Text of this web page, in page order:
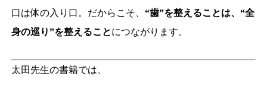
口は体の入り口。だからこそ、 “歯”を整えることは、“全
身の巡り”を整えることにつながります。
太田先生の書籍では、